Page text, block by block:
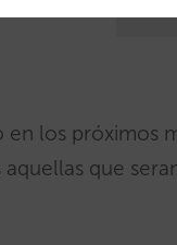
los próximos
que